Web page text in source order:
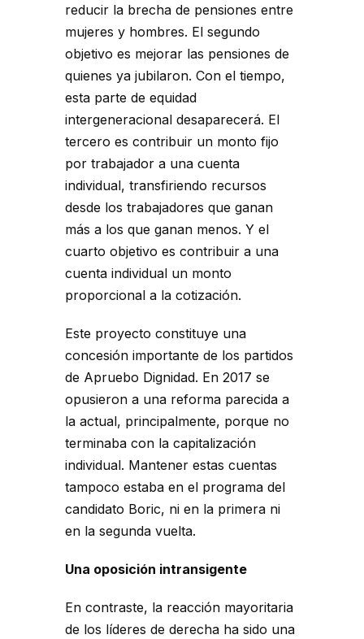
reducir la brecha de pensiones entre
mujeres y hombres. El segundo
objetivo es mejorar las pensiones de
quienes ya jubilaron. Con el tiempo,
esta parte de equidad
intergeneracional desaparecerá. El
tercero es contribuir un monto fijo
por trabajador a una cuenta
individual, transfiriendo recursos
desde los trabajadores que ganan
más a los que ganan menos. Y el
cuarto objetivo es contribuir a una
cuenta individual un monto
proporcional a la cotización.
Este proyecto constituye una
concesión importante de los partidos
de Apruebo Dignidad. En 2017 se
opusieron a una reforma parecida a
la actual, principalmente, porque no
terminaba con la capitalización
individual. Mantener estas cuentas
tampoco estaba en el programa del
candidato Boric, ni en la primera ni
en la segunda vuelta.
Una oposición intransigente
En contraste, la reacción mayoritaria
de los líderes de derecha ha sido una